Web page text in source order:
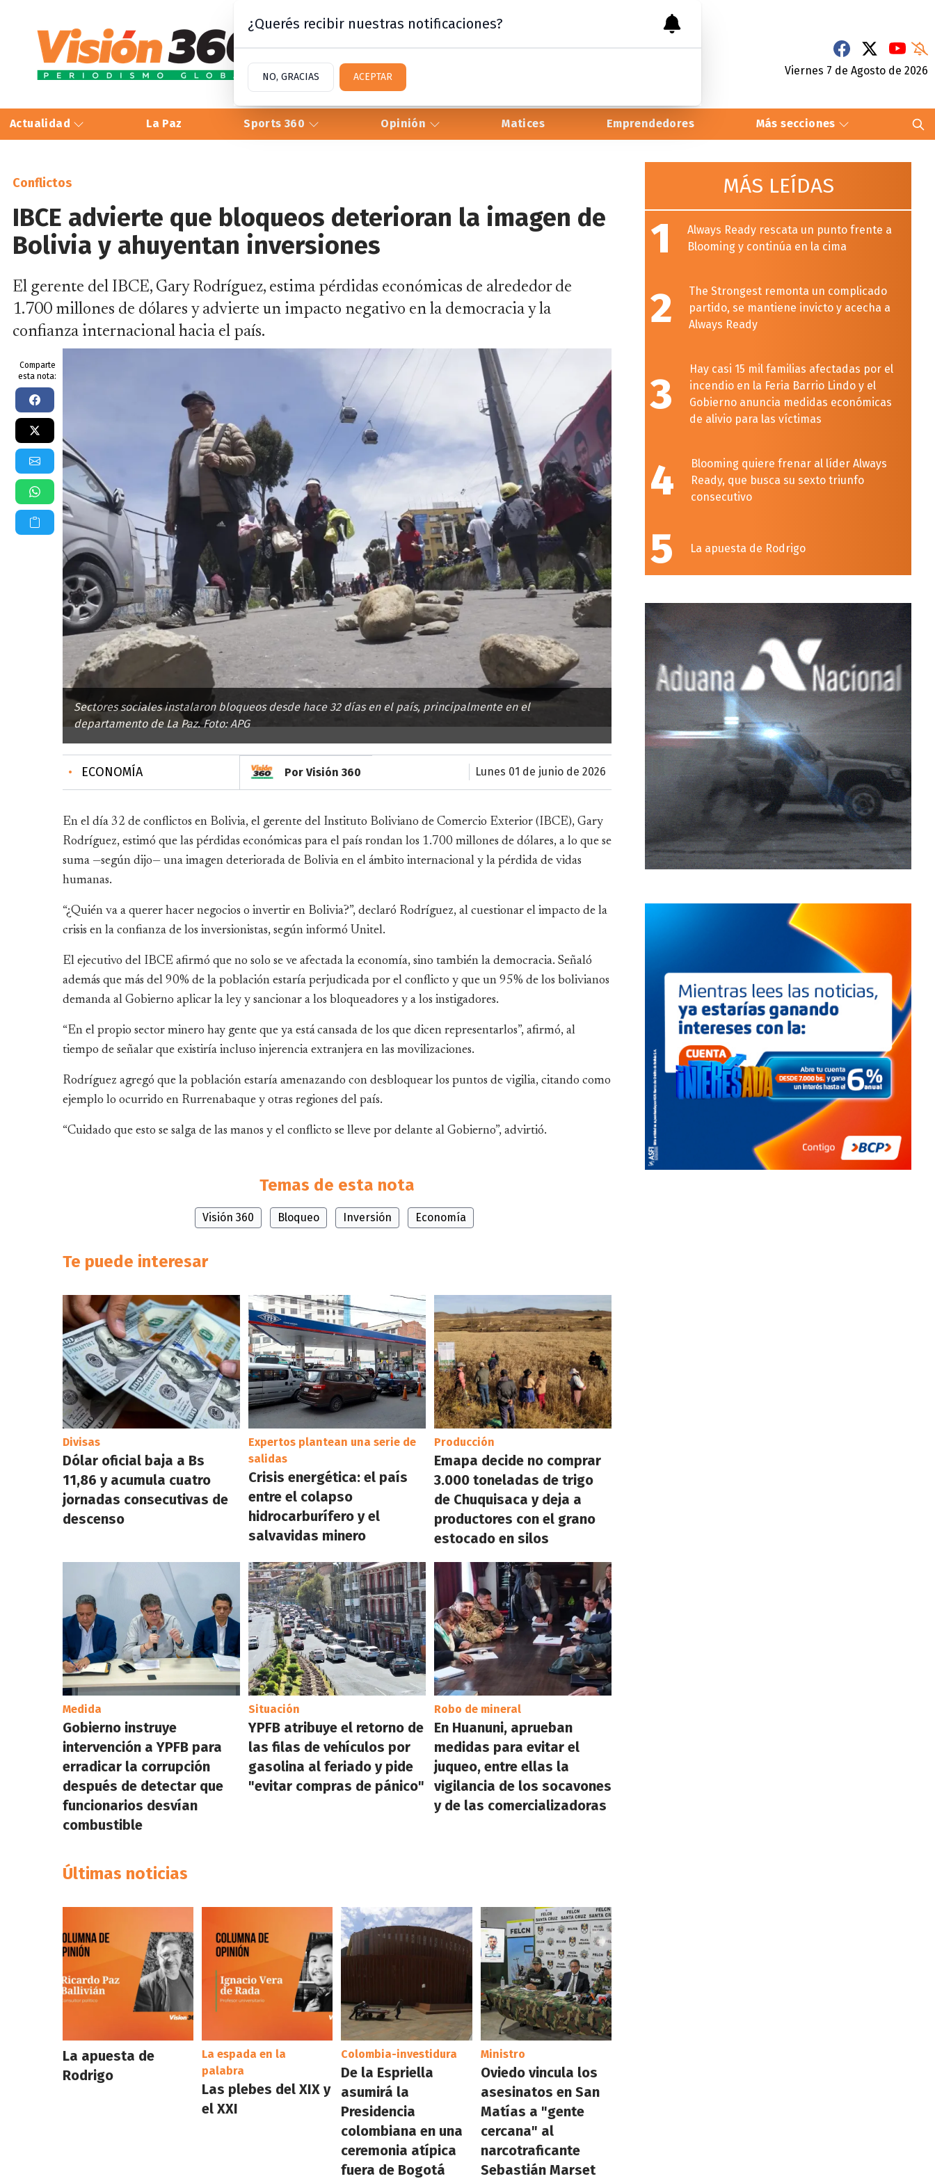
Viernes 7 de Agosto de 2026
Actualidad La Paz Sports 360 Opinión Matices Emprendedores Más secciones
Conflictos
IBCE advierte que bloqueos deterioran la imagen de
Bolivia y ahuyentan inversiones
El gerente del IBCE, Gary Rodríguez, estima pérdidas económicas de alrededor de
1.700 millones de dólares y advierte un impacto negativo en la democracia y la
confianza internacional hacia el país.
Comparte
esta nota:
Sectores sociales instalaron bloqueos desde hace 32 días en el país, principalmente en el
departamento de La Paz. Foto: APG
• ECONOMÍA Por Visión 360 lunes 01 de junio de 2026
En el día 32 de conflictos en Bolivia, el gerente del Instituto Boliviano de Comercio Exterior (IBCE), Gary
Rodríguez, estimó que las pérdidas económicas para el país rondan los 1.700 millones de dólares, a lo que se
suma —según dijo— una imagen deteriorada de Bolivia en el ámbito internacional y la pérdida de vidas
humanas.
“¿Quién va a querer hacer negocios o invertir en Bolivia?”, declaró Rodríguez, al cuestionar el impacto de la
crisis en la confianza de los inversionistas, según informó Unitel.
El ejecutivo del IBCE afirmó que no solo se ve afectada la economía, sino también la democracia. Señaló
además que más del 90% de la población estaría perjudicada por el conflicto y que un 95% de los bolivianos
demanda al Gobierno aplicar la ley y sancionar a los bloqueadores y a los instigadores.
“En el propio sector minero hay gente que ya está cansada de los que dicen representarlos”, afirmó, al
tiempo de señalar que existiría incluso injerencia extranjera en las movilizaciones.
Rodríguez agregó que la población estaría amenazando con desbloquear los puntos de vigilia, citando como
ejemplo lo ocurrido en Rurrenabaque y otras regiones del país.
“Cuidado que esto se salga de las manos y el conflicto se lleve por delante al Gobierno”, advirtió.
Temas de esta nota
Visión 360 Bloqueo Inversión Economía
Te puede interesar
Divisas
Dólar oficial baja a Bs
11,86 y acumula cuatro
jornadas consecutivas de
descenso
Expertos plantean una serie de
salidas
Crisis energética: el país
entre el colapso
hidrocarburífero y el
salvavidas minero
Producción
Emapa decide no comprar
3.000 toneladas de trigo
de Chuquisaca y deja a
productores con el grano
estocado en silos
Medida
Gobierno instruye
intervención a YPFB para
erradicar la corrupción
después de detectar que
funcionarios desvían
combustible
Situación
YPFB atribuye el retorno de
las filas de vehículos por
gasolina al feriado y pide
"evitar compras de pánico"
Robo de mineral
En Huanuni, aprueban
medidas para evitar el
juqueo, entre ellas la
vigilancia de los socavones
y de las comercializadoras
Últimas noticias
La apuesta de
Rodrigo
La espada en la
palabra
Las plebes del XIX y
el XXI
Colombia-investidura
De la Espriella
asumirá la
Presidencia
colombiana en una
ceremonia atípica
fuera de Bogotá
Ministro
Oviedo vincula los
asesinatos en San
Matías a "gente
cercana" al
narcotraficante
Sebastián Marset
MÁS LEÍDAS
1
Always Ready rescata un punto frente a
Blooming y continúa en la cima
2
The Strongest remonta un complicado
partido, se mantiene invicto y acecha a
Always Ready
3
Hay casi 15 mil familias afectadas por el
incendio en la Feria Barrio Lindo y el
Gobierno anuncia medidas económicas
de alivio para las víctimas
4
Blooming quiere frenar al líder Always
Ready, que busca su sexto triunfo
consecutivo
5 La apuesta de Rodrigo
¿Querés recibir nuestras notificaciones?
NO, GRACIAS ACEPTAR